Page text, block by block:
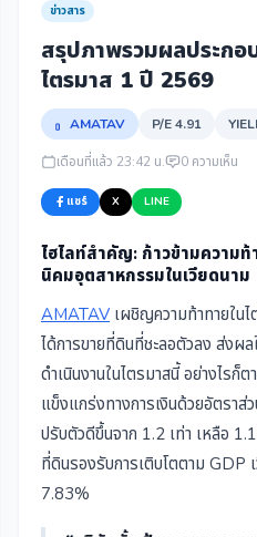
ข่าวสาร
สรุปภาพรวมผลประกอ
ไตรมาส 1 ปี 2569
AMATAV P/E 4.91
เดือนที่แล้ว 23:42 น. 0 ความเห็น
แชร์ X LINE
ไฮไลท์สำคัญ: ก้าวข้ามความ
นิคมอุตสาหกรรมในเวียดนาม
AMATAV เผชิญความท้าทายใน
ได้การขายที่ดินที่ชะลอตัวลง ส่งผ
ดำเนินงานในไตรมาสนี้ อย่างไรก็
แข็งแกร่งทางการเงินด้วยอัตรา
ปรับตัวดีขึ้นจาก 1.2 เท่า เหลือ
ที่ดินรองรับการเติบโตตาม GDP
7.83%